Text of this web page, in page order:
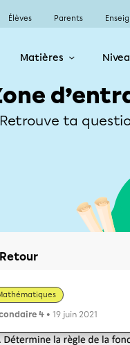
Élèves Parents
Matières
ta
Retour
4 • 19 juin 2021